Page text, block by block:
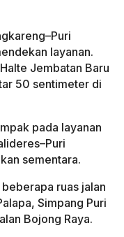
layanan.
Jembatan Baru
50 sentimeter di
pada layanan
sementara.
ruas jalan
Simpang Puri
Bojong Raya.